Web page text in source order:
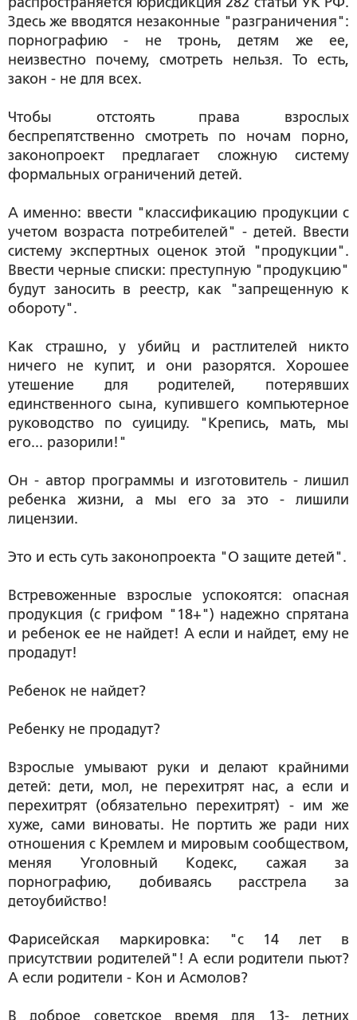
Здесь же вводятся незаконные "разграничения":
порнографию - не тронь, детям же ее,
неизвестно почему, смотреть нельзя. То есть,
закон - не для всех.
Чтобы отстоять права взрослых
беспрепятственно смотреть по ночам порно,
законопроект предлагает сложную систему
формальных ограничений детей.
А именно: ввести "классификацию продукции с
учетом возраста потребителей" - детей. Ввести
систему экспертных оценок этой "продукции".
Ввести черные списки: преступную "продукцию"
будут заносить в реестр, как "запрещенную к
обороту".
Как страшно, у убийц и растлителей никто
ничего не купит, и они разорятся. Хорошее
утешение для родителей, потерявших
единственного сына, купившего компьютерное
руководство по суициду. "Крепись, мать, мы
его... разорили!"
Он - автор программы и изготовитель - лишил
ребенка жизни, а мы его за это - лишили
лицензии.
Это и есть суть законопроекта "О защите детей".
Встревоженные взрослые успокоятся: опасная
продукция (с грифом "18+") надежно спрятана
и ребенок ее не найдет! А если и найдет, ему не
продадут!
Ребенок не найдет?
Ребенку не продадут?
Взрослые умывают руки и делают крайними
детей: дети, мол, не перехитрят нас, а если и
перехитрят (обязательно перехитрят) - им же
хуже, сами виноваты. Не портить же ради них
отношения с Кремлем и мировым сообществом,
меняя Уголовный Кодекс, сажая за
порнографию, добиваясь расстрела за
детоубийство!
Фарисейская маркировка: "с 14 лет в
присутствии родителей"! А если родители пьют?
А если родители - Кон и Асмолов?
В доброе советское время для 13- летних